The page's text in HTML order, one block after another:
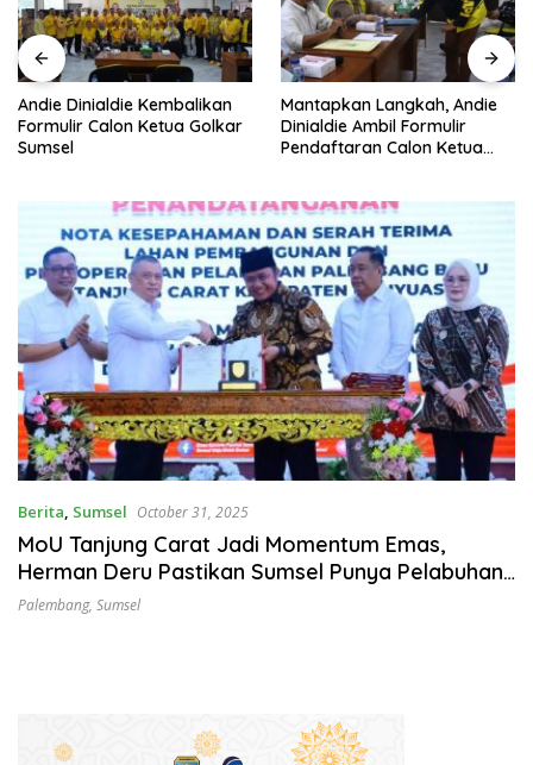
Andie Dinialdie Kembalikan
Formulir Calon Ketua Golkar
Sumsel
Mantapkan Langkah, Andie
Dinialdie Ambil Formulir
Pendaftaran Calon Ketua
Berita, Sumsel October 31, 2025
MoU Tanjung Carat Jadi Momentum Emas,
Herman Deru Pastikan Sumsel Punya Pelabuhan
Samudera Sendiri
Palembang, Sumsel